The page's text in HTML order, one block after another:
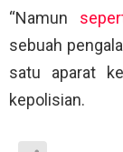
“Namun
sebuah
satu aparat
kepolisian.